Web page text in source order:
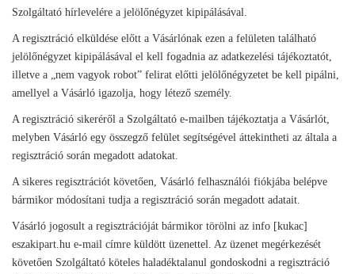
Szolgáltató hírlevelére a jelölőnégyzet kipipálásával.
A regisztráció elküldése előtt a Vásárlónak ezen a felületen található
jelölőnégyzet kipipálásával el kell fogadnia az adatkezelési tájékoztatót,
illetve a „nem vagyok robot” felirat előtti jelölőnégyzetet be kell pipálni,
amellyel a Vásárló igazolja, hogy létező személy.
A regisztráció sikeréről a Szolgáltató e-mailben tájékoztatja a Vásárlót,
melyben Vásárló egy összegző felület segítségével áttekintheti az általa a
regisztráció során megadott adatokat.
A sikeres regisztrációt követően, Vásárló felhasználói fiókjába belépve
bármikor módosítani tudja a regisztráció során megadott adatait.
Vásárló jogosult a regisztrációját bármikor törölni az info [kukac]
eszakipart.hu e-mail címre küldött üzenettel. Az üzenet megérkezését
követően Szolgáltató köteles haladéktalanul gondoskodni a regisztráció